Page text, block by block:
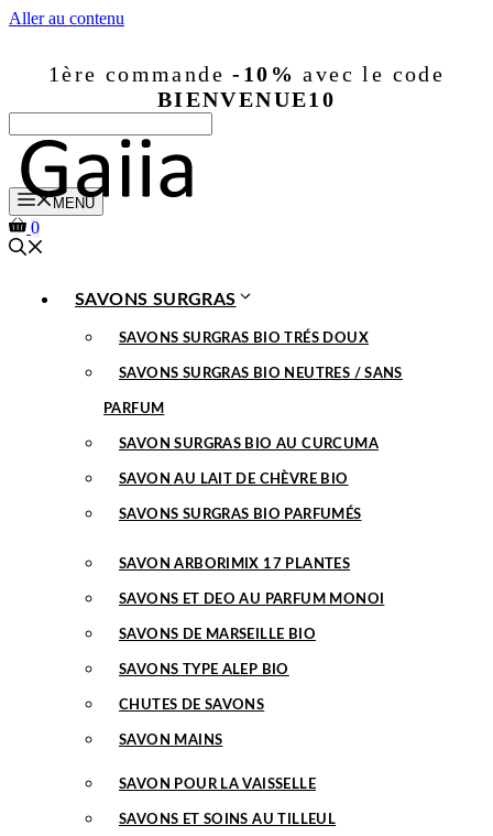
Aller au contenu
1ère commande-10% avec le code
BIENVENUE10
MENU
0
SAVONS SURGRAS
SAVONS SURGRAS BIO TRÉS DOUX
SAVONS SURGRAS BIO NEUTRES / SANS
PARFUM
SAVON SURGRAS BIO AU CURCUMA
SAVON AU LAIT DE CHÈVRE BIO
SAVONS SURGRAS BIO PARFUMÉS
SAVON ARBORIMIX 17 PLANTES
SAVONS ET DEO AU PARFUM MONOI
SAVONS DE MARSEILLE BIO
SAVONS TYPE ALEP BIO
CHUTES DE SAVONS
SAVON MAINS
SAVON POUR LA VAISSELLE
SAVONS ET SOINS AU TILLEUL